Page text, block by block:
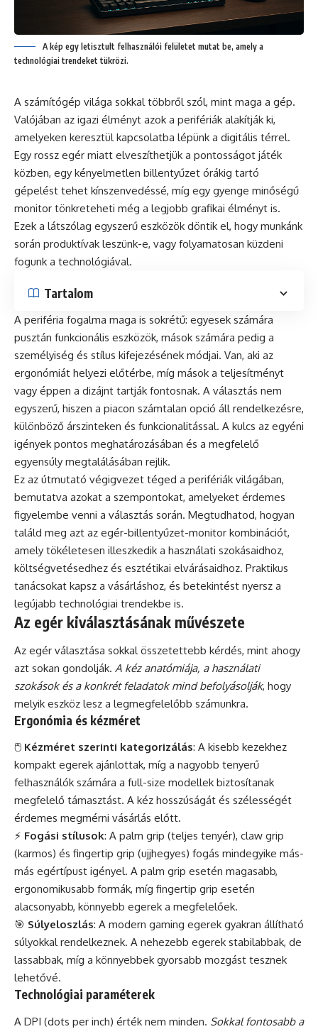
A kép egy letisztult felhasználói felületet mutat be, amely a
technológiai trendeket tükrözi.
A számítógép világa sokkal többről szól, mint maga a gép.
Valójában az igazi élményt azok a perifériák alakítják ki,
amelyeken keresztül kapcsolatba lépünk a digitális térrel.
Egy rossz egér miatt elveszíthetjük a pontosságot játék
közben, egy kényelmetlen billentyűzet órákig tartó
gépelést tehet kínszenvedéssé, míg egy gyenge minőségű
monitor tönkreteheti még a legjobb grafikai élményt is.
Ezek a látszólag egyszerű eszközök döntik el, hogy munkánk
során produktívak leszünk-e, vagy folyamatosan küzdeni
fogunk a technológiával.
Tartalom
A periféria fogalma maga is sokrétű: egyesek számára
pusztán funkcionális eszközök, mások számára pedig a
személyiség és stílus kifejezésének módjai. Van, aki az
ergonómiát helyezi előtérbe, míg mások a teljesítményt
vagy éppen a dizájnt tartják fontosnak. A választás nem
egyszerű, hiszen a piacon számtalan opció áll rendelkezésre,
különböző árszinteken és funkcionalitással. A kulcs az egyéni
igények pontos meghatározásában és a megfelelő
egyensúly megtalálásában rejlik.
Ez az útmutató végigvezet téged a perifériák világában,
bemutatva azokat a szempontokat, amelyeket érdemes
figyelembe venni a választás során. Megtudhatod, hogyan
találd meg azt az egér-billentyűzet-monitor kombinációt,
amely tökéletesen illeszkedik a használati szokásaidhoz,
költségvetésedhez és esztétikai elvárásaidhoz. Praktikus
tanácsokat kapsz a vásárláshoz, és betekintést nyersz a
legújabb technológiai trendekbe is.
Az egér kiválasztásának művészete
Az egér választása sokkal összetettebb kérdés, mint ahogy
azt sokan gondolják. A kéz anatómiája, a használati
szokások és a konkrét feladatok mind befolyásolják, hogy
melyik eszköz lesz a legmegfelelőbb számunkra.
Ergonómia és kézméret
🖱️ Kézméret szerinti kategorizálás: A kisebb kezekhez
kompakt egerek ajánlottak, míg a nagyobb tenyerű
felhasználók számára a full-size modellek biztosítanak
megfelelő támasztást. A kéz hosszúságát és szélességét
érdemes megmérni vásárlás előtt.
⚡ Fogási stílusok: A palm grip (teljes tenyér), claw grip
(karmos) és fingertip grip (ujjhegyes) fogás mindegyike más-
más egértípust igényel. A palm grip esetén magasabb,
ergonomikusabb formák, míg fingertip grip esetén
alacsonyabb, könnyebb egerek a megfelelőek.
🎯 Súlyeloszlás: A modern gaming egerek gyakran állítható
súlyokkal rendelkeznek. A nehezebb egerek stabilabbak, de
lassabbak, míg a könnyebbek gyorsabb mozgást tesznek
lehetővé.
Technológiai paraméterek
A DPI (dots per inch) érték nem minden. Sokkal fontosabb a